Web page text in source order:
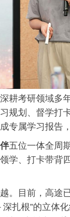
深耕考研领域多
规划、督学打
属学习报告，
五位一体全周
学、打卡带背
。目前，高途
深扎根”的立体